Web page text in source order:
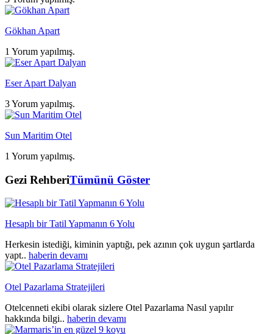
Gökhan Apart
1 Yorum yapılmış.
Eser Apart Dalyan
3 Yorum yapılmış.
Sun Maritim Otel
1 Yorum yapılmış.
Gezi RehberiTümünü Göster
Hesaplı bir Tatil Yapmanın 6 Yolu
Herkesin istediği, kiminin yaptığı, pek azının çok uygun şartlarda
yapt.. haberin devamı
Otel Pazarlama Stratejileri
Otelcenneti ekibi olarak sizlere Otel Pazarlama Nasıl yapılır
hakkında bilgi.. haberin devamı